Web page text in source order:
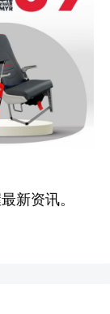
新资讯。